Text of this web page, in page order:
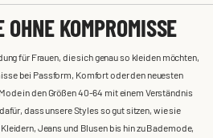
KOMPROMISSE
für Frauen, die sich genau so kleiden möchten,
bei Passform, Komfort oder den neuesten
in den Größen 40-64 mit einem Verständnis
dass unsere Styles so gut sitzen, wie sie
Jeans und Blusen bis hin zu Bademode,